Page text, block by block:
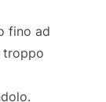
fino ad
troppo